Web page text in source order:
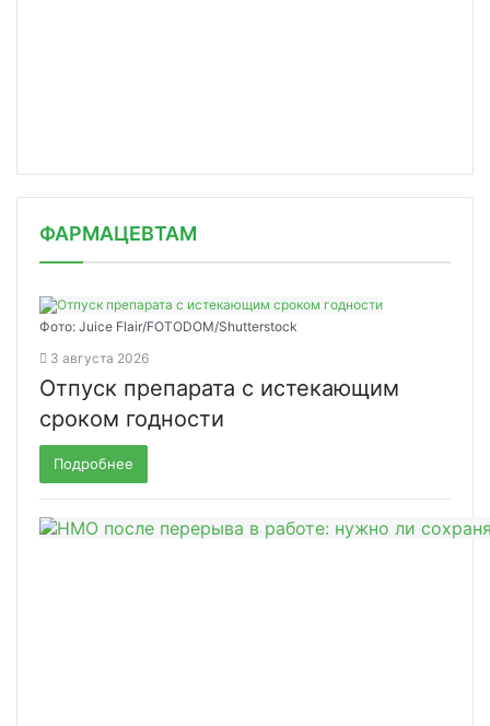
ФАРМАЦЕВТАМ
Фото: Juice Flair/FOTODOM/Shutterstoсk
3 августа 2026
Отпуск препарата с истекающим
сроком годности
Подробнее